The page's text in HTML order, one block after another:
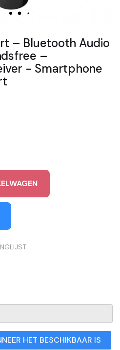
– Bluetooth Audio
–
- Smartphone
HET BESCHIKBAAR IS